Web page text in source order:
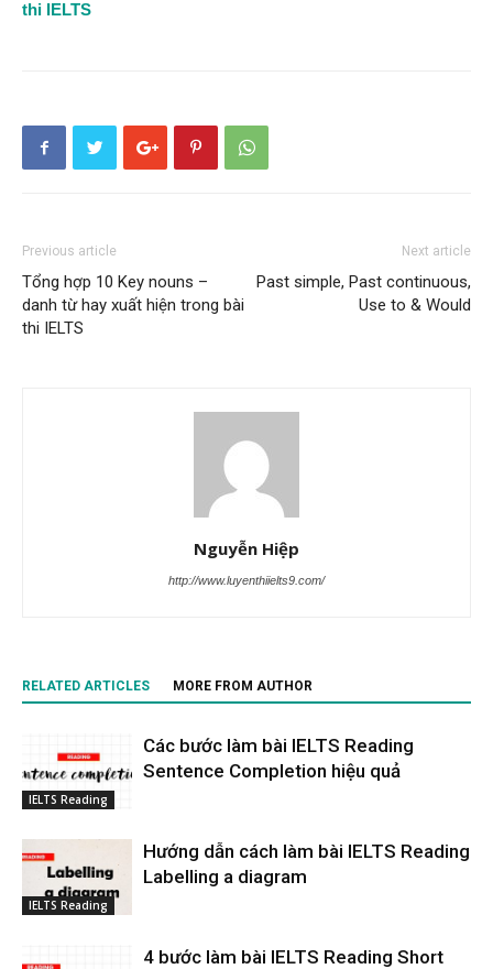
thi IELTS
Previous article
Tổng hợp 10 Key nouns –
danh từ hay xuất hiện trong bài
thi IELTS
Next article
Past simple, Past continuous,
Use to & Would
Nguyễn Hiệp
http://www.luyenthiielts9.com/
RELATED ARTICLES MORE FROM AUTHOR
IELTS Reading
Các bước làm bài IELTS Reading
Sentence Completion hiệu quả
IELTS Reading
Hướng dẫn cách làm bài IELTS Reading
Labelling a diagram
4 bước làm bài IELTS Reading Short